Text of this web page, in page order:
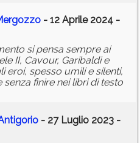
- 12 Aprile 2024 -
si pensa sempre ai
II, Cavour, Garibaldi e
eroi, spesso umili e silenti,
finire nei libri di testo
- 27 Luglio 2023 -